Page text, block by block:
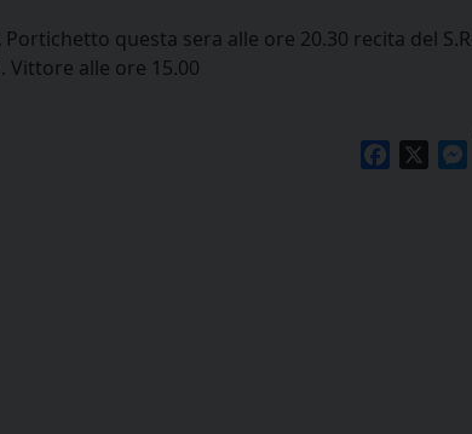
questa sera alle ore 20.30 recita del
Vittore alle ore 15.00
Facebook